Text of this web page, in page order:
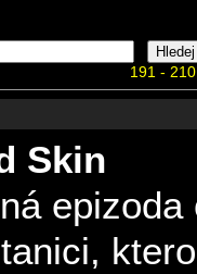
191 -
Skin